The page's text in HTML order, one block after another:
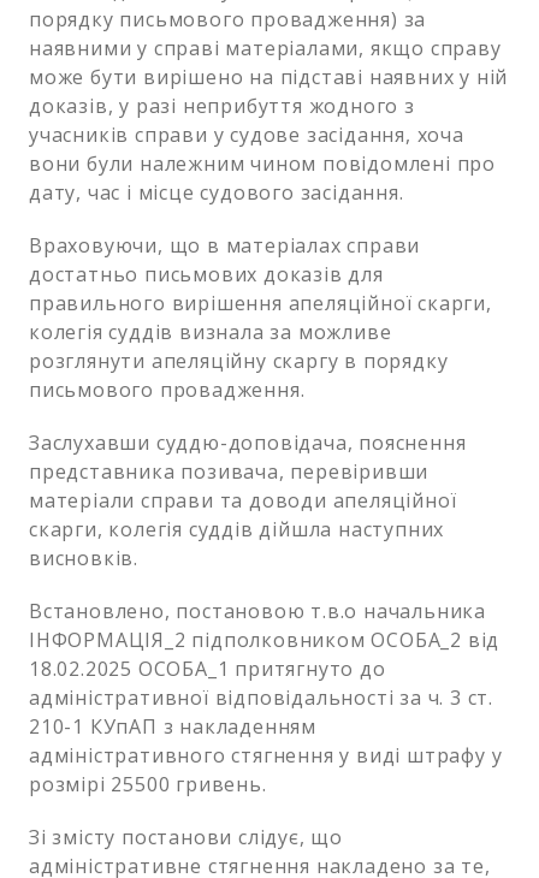
порядку письмового провадження) за
наявними у справі матеріалами, якщо справу
може бути вирішено на підставі наявних у ній
доказів, у разі неприбуття жодного з
учасників справи у судове засідання, хоча
вони були належним чином повідомлені про
дату, час і місце судового засідання.
Враховуючи, що в матеріалах справи
достатньо письмових доказів для
правильного вирішення апеляційної скарги,
колегія суддів визнала за можливе
розглянути апеляційну скаргу в порядку
письмового провадження.
Заслухавши суддю-доповідача, пояснення
представника позивача, перевіривши
матеріали справи та доводи апеляційної
скарги, колегія суддів дійшла наступних
висновків.
Встановлено, постановою т.в.о начальника
ІНФОРМАЦІЯ_2 підполковником ОСОБА_2 від
18.02.2025 ОСОБА_1 притягнуто до
адміністративної відповідальності за ч. 3 ст.
210-1 КУпАП з накладенням
адміністративного стягнення у виді штрафу у
розмірі 25500 гривень.
Зі змісту постанови слідує, що
адміністративне стягнення накладено за те,